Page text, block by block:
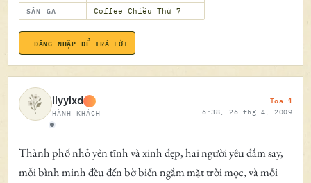
SÂN GA Coffee Chiều Thứ 7
ĐĂNG NHẬP ĐỂ TRẢ LỜI
Ngoại tuyến
ilyylxd
HÀNH KHÁCH
Toa 1
6:38, 26 thg 4, 2009
Thành phố nhỏ yên tĩnh và xinh đẹp, hai người yêu đắm say,
mỗi bình minh đều đến bờ biển ngắm mặt trời mọc, và mỗi